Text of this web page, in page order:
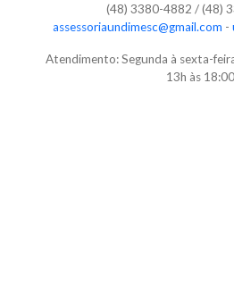
(48) 3380-4882 / (48)
assessoriaundimesc@gmail.com -
Atendimento: Segunda à sexta-
13h às 18:00